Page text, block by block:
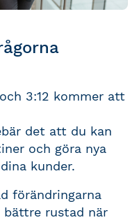
3:12 kommer att
det att du kan
och göra nya
kunder.
förändringarna
rustad när